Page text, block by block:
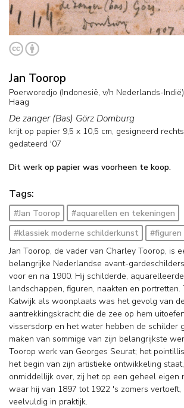
Jan Toorop
Poerworedjo (Indonesië, v/h Nederlands-
Haag
De zanger (Bas) Görz Domburg
krijt op papier 9,5 x 10,5 cm, gesigneerd
gedateerd '07
Dit werk op papier was voorheen te koop.
Tags:
#Jan Toorop
#aquarellen en tekeningen
#klassiek moderne schilderkunst
#figuren
Jan Toorop, de vader van Charley Toorop, is
belangrijke Nederlandse avant-
voor en na 1900. Hij schilderde,
landschappen, figuren, naakten en portretten.
Katwijk als woonplaats was het gevolg van
aantrekkingskracht die de zee op hem
vissersdorp en het water hebben de schilder
maken van sommige van zijn belangrijkste
Toorop werk van Georges Seurat; het
het begin van zijn artistieke ontwikkeling
onmiddellijk over, zij het op een geheel eigen
waar hij van 1897 tot 1922 's zomers vertoeft,
veelvuldig in praktijk.